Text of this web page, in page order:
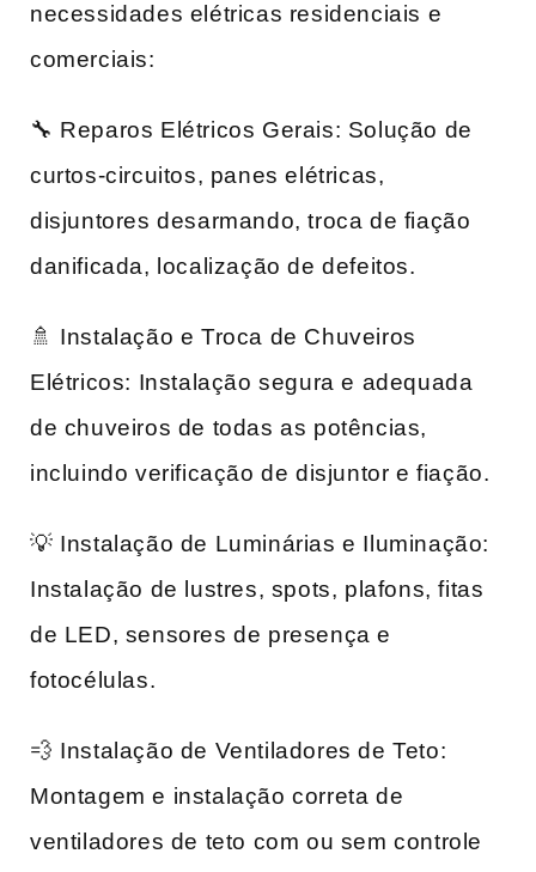
necessidades elétricas residenciais e
comerciais:
🔧 Reparos Elétricos Gerais: Solução de
curtos-circuitos, panes elétricas,
disjuntores desarmando, troca de fiação
danificada, localização de defeitos.
🚿 Instalação e Troca de Chuveiros
Elétricos: Instalação segura e adequada
de chuveiros de todas as potências,
incluindo verificação de disjuntor e fiação.
💡 Instalação de Luminárias e Iluminação:
Instalação de lustres, spots, plafons, fitas
de LED, sensores de presença e
fotocélulas.
💨 Instalação de Ventiladores de Teto:
Montagem e instalação correta de
ventiladores de teto com ou sem controle